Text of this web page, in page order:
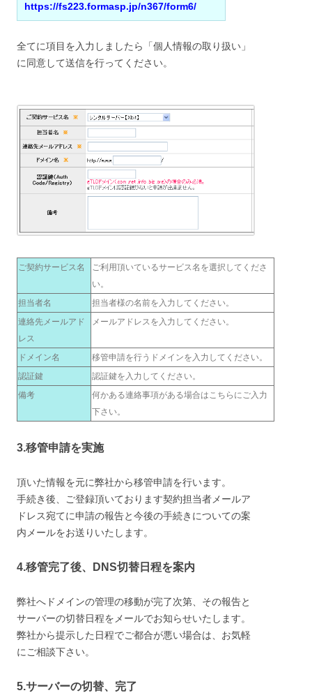
https://fs223.formasp.jp/n367/form6/
全てに項目を入力しましたら「個人情報の取り扱い」
に同意して送信を行ってください。
ご契約サービス名
ご利用頂いているサービス名を選択してくださ
い。
担当者名
担当者様の名前を入力してください。
連絡先メールアド
レス
メールアドレスを入力してください。
ドメイン名
移管申請を行うドメインを入力してください。
認証鍵
認証鍵を入力してください。
備考
何かある連絡事項がある場合はこちらにご入力
下さい。
3.移管申請を実施
頂いた情報を元に弊社から移管申請を行います。
手続き後、ご登録頂いております契約担当者メールア
ドレス宛てに申請の報告と今後の手続きについての案
内メールをお送りいたします。
4.移管完了後、DNS切替日程を案内
弊社へドメインの管理の移動が完了次第、その報告と
サーバーの切替日程をメールでお知らせいたします。
弊社から提示した日程でご都合が悪い場合は、お気軽
にご相談下さい。
5.サーバーの切替、完了